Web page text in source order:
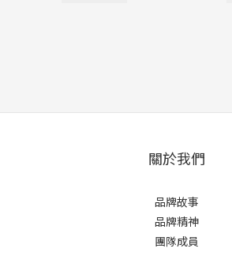
關於我們
品牌故事
品牌精神
團隊成員